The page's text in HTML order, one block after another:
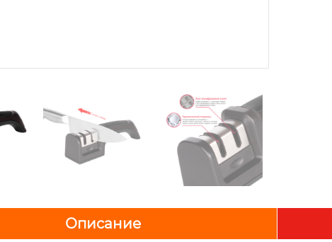
Описание